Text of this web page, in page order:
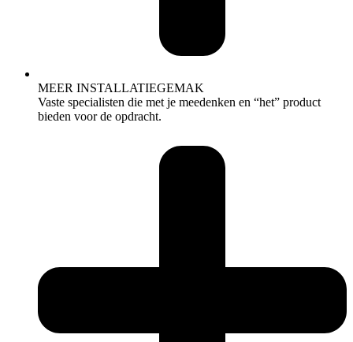
MEER INSTALLATIEGEMAK
Vaste specialisten die met je meedenken en “het” product
bieden voor de opdracht.